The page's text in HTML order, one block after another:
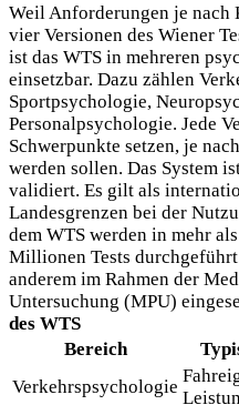
Weil Anforderungen je nach
vier Versionen des Wiener
ist das WTS in mehreren
einsetzbar. Dazu zählen
Sportpsychologie,
Personalpsychologie. Jede
Schwerpunkte setzen, je
werden sollen. Das System
validiert. Es gilt als
Landesgrenzen bei der
dem WTS werden in mehr
Millionen Tests
anderem im Rahmen der
Untersuchung (MPU)
des WTS
Bereich
Verkehrspsychologie